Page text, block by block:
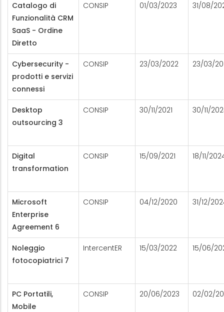
Catalogo di
Funzionalità CRM
SaaS - Ordine
Diretto
CONSIP 01/03/2023 31/08/
Cybersecurity -
prodotti e servizi
connessi
CONSIP 23/03/2022 23/03/
Desktop
outsourcing 3
CONSIP 30/11/2021 30/11/
Digital
transformation
CONSIP 15/09/2021 18/11/
Microsoft
Enterprise
Agreement 6
CONSIP 04/12/2020 31/12/
Noleggio
fotocopiatrici 7
IntercentER 15/03/2022 15/06/
PC Portatili,
Mobile
CONSIP 20/06/2023 02/02/